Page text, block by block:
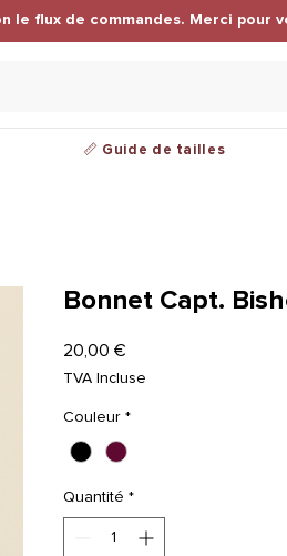
le flux de commandes. Merci pour
📏 Guide de tailles
Bonnet Capt.
20,00 €Prix
TVA Incluse
Couleur *
Quantité *